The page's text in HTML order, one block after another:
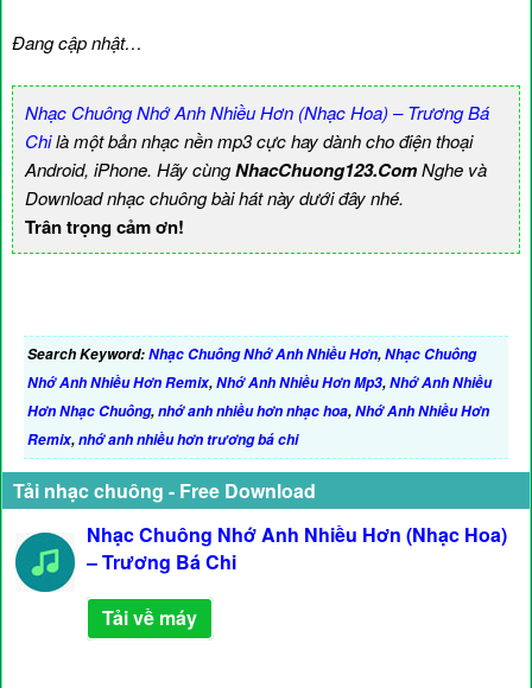
Đang cập nhật…
Nhạc Chuông Nhớ Anh Nhiều Hơn (Nhạc Hoa) – Trương Bá
Chilà một bản nhạc nền mp3 cực hay dành cho điện thoại
Android, iPhone. Hãy cùngNhacChuong123.ComNghe và
Download nhạc chuông bài hát này dưới đây nhé.
Trân trọng cảm ơn!
Search Keyword:Nhạc Chuông Nhớ Anh Nhiều Hơn,Nhạc Chuông
Nhớ Anh Nhiều Hơn Remix,Nhớ Anh Nhiều Hơn Mp3,Nhớ Anh Nhiều
Hơn Nhạc Chuông,nhớ anh nhiều hơn nhạc hoa,Nhớ Anh Nhiều Hơn
Remix,nhớ anh nhiều hơn trương bá chi
Tải nhạc chuông - Free Download
Nhạc Chuông Nhớ Anh Nhiều Hơn (Nhạc Hoa)
– Trương Bá Chi
Tải về máy